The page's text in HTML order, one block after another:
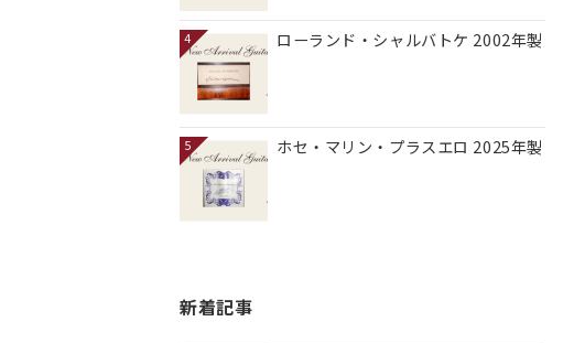
4 ローランド・シャルバトケ 2002年製
5 ホセ・マリン・プラスエロ 2025年製
新着記事